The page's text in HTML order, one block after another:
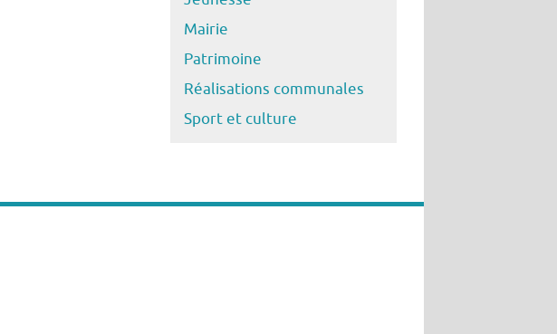
Mairie
Patrimoine
Réalisations communales
Sport et culture